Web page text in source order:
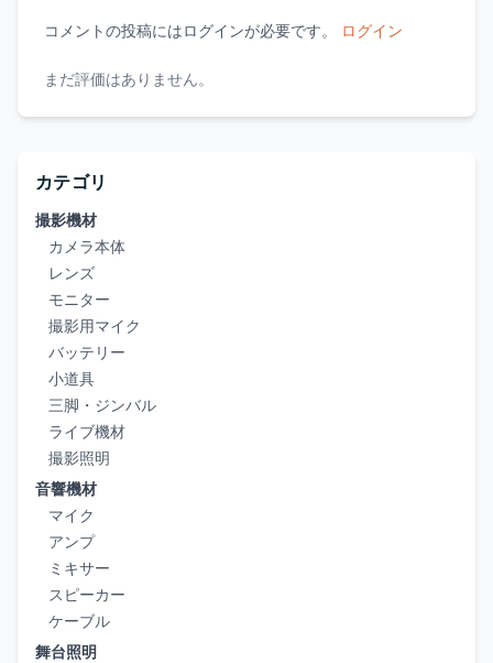
コメントの投稿にはログインが必要です。 ログイン
まだ評価はありません。
カテゴリ
撮影機材
カメラ本体
レンズ
モニター
撮影用マイク
バッテリー
小道具
三脚・ジンバル
ライブ機材
撮影照明
音響機材
マイク
アンプ
ミキサー
スピーカー
ケーブル
舞台照明